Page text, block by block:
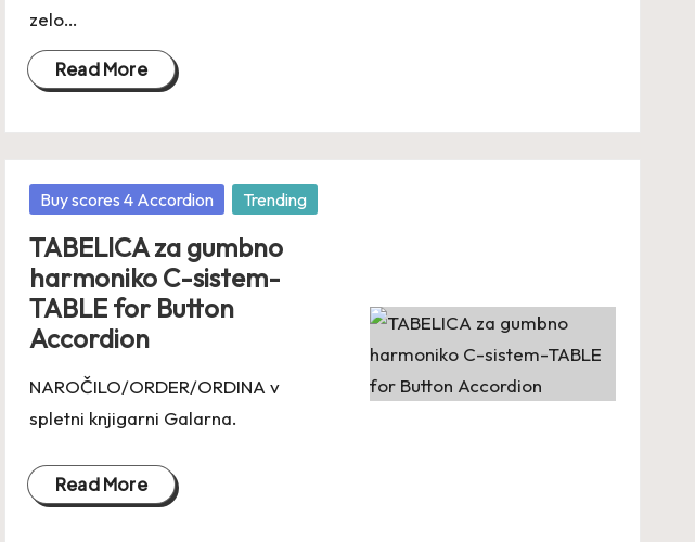
zelo…
Read More
Posted
Buy scores 4 Accordion Trending
TABELICA za gumbno
harmoniko C-sistem-
TABLE for Button
Accordion
NAROČILO/ORDER/ORDINA v
spletni knjigarni Galarna.
Read More